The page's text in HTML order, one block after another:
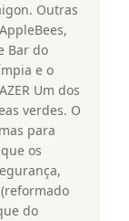
Outras
Bar do
e o
Um dos
verdes. O
para
os
do